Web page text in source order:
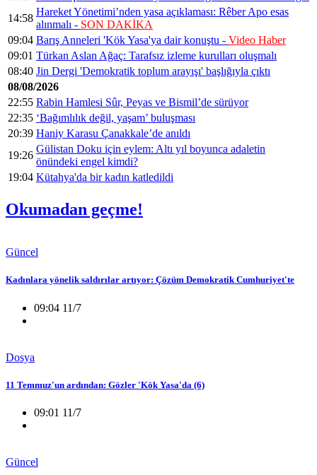
14:58
Hareket Yönetimi’nden yasa açıklaması: Rêber Apo esas
alınmalı - SON DAKİKA
09:04 Barış Anneleri 'Kök Yasa'ya dair konuştu - Video Haber
09:01 Türkan Aslan Ağaç: Tarafsız izleme kurulları oluşmalı
08:40 Jin Dergi 'Demokratik toplum arayışı' başlığıyla çıktı
08/08/2026
22:55 Rabin Hamlesi Sûr, Peyas ve Bismil’de sürüyor
22:35 ‘Bağımlılık değil, yaşam’ buluşması
20:39 Haniy Karasu Çanakkale’de anıldı
19:26
Gülistan Doku için eylem: Altı yıl boyunca adaletin
önündeki engel kimdi?
19:04 Kütahya'da bir kadın katledildi
Okumadan geçme!
Güncel
Kadınlara yönelik saldırılar artıyor: Çözüm Demokratik Cumhuriyet'te
09:04 11/7
Dosya
11 Temmuz'un ardından: Gözler 'Kök Yasa'da (6)
09:01 11/7
Güncel